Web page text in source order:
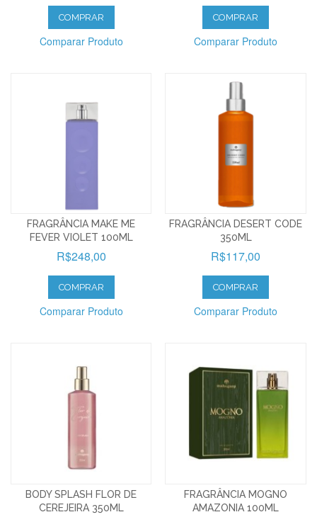
COMPRAR
Comparar Produto
COMPRAR
Comparar Produto
FRAGRÂNCIA MAKE ME
FEVER VIOLET 100ML
R$248,00
COMPRAR
Comparar Produto
FRAGRÂNCIA DESERT CODE
350ML
R$117,00
COMPRAR
Comparar Produto
BODY SPLASH FLOR DE
CEREJEIRA 350ML
FRAGRÂNCIA MOGNO
AMAZONIA 100ML